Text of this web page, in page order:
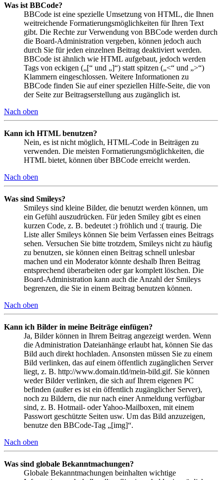
Was ist BBCode?
BBCode ist eine spezielle Umsetzung von HTML, die Ihnen
weitreichende Formatierungsmöglichkeiten für Ihren Text
gibt. Die Rechte zur Verwendung von BBCode werden durch
die Board-Administration vergeben, können jedoch auch
durch Sie für jeden einzelnen Beitrag deaktiviert werden.
BBCode ist ähnlich wie HTML aufgebaut, jedoch werden
Tags von eckigen („[“ und „]“) statt spitzen („<“ und „>“)
Klammern eingeschlossen. Weitere Informationen zu
BBCode finden Sie auf einer speziellen Hilfe-Seite, die von
der Seite zur Beitragserstellung aus zugänglich ist.
Nach oben
Kann ich HTML benutzen?
Nein, es ist nicht möglich, HTML-Code in Beiträgen zu
verwenden. Die meisten Formatierungsmöglichkeiten, die
HTML bietet, können über BBCode erreicht werden.
Nach oben
Was sind Smileys?
Smileys sind kleine Bilder, die benutzt werden können, um
ein Gefühl auszudrücken. Für jeden Smiley gibt es einen
kurzen Code, z. B. bedeutet :) fröhlich und :( traurig. Die
Liste aller Smileys können Sie beim Verfassen eines Beitrags
sehen. Versuchen Sie bitte trotzdem, Smileys nicht zu häufig
zu benutzen, sie können einen Beitrag schnell unlesbar
machen und ein Moderator könnte deshalb Ihren Beitrag
entsprechend überarbeiten oder gar komplett löschen. Die
Board-Administration kann auch die Anzahl der Smileys
begrenzen, die Sie in einem Beitrag benutzen können.
Nach oben
Kann ich Bilder in meine Beiträge einfügen?
Ja, Bilder können in Ihrem Beitrag angezeigt werden. Wenn
die Administration Dateianhänge erlaubt hat, können Sie das
Bild auch direkt hochladen. Ansonsten müssen Sie zu einem
Bild verlinken, das auf einem öffentlich zugänglichen Server
liegt, z. B. http://www.domain.tld/mein-bild.gif. Sie können
weder Bilder verlinken, die sich auf Ihrem eigenen PC
befinden (außer es ist ein öffentlich zugänglicher Server),
noch zu Bildern, die nur nach einer Anmeldung verfügbar
sind, z. B. Hotmail- oder Yahoo-Mailboxen, mit einem
Passwort geschützte Seiten usw. Um das Bild anzuzeigen,
benutze den BBCode-Tag „[img]“.
Nach oben
Was sind globale Bekanntmachungen?
Globale Bekanntmachungen beinhalten wichtige